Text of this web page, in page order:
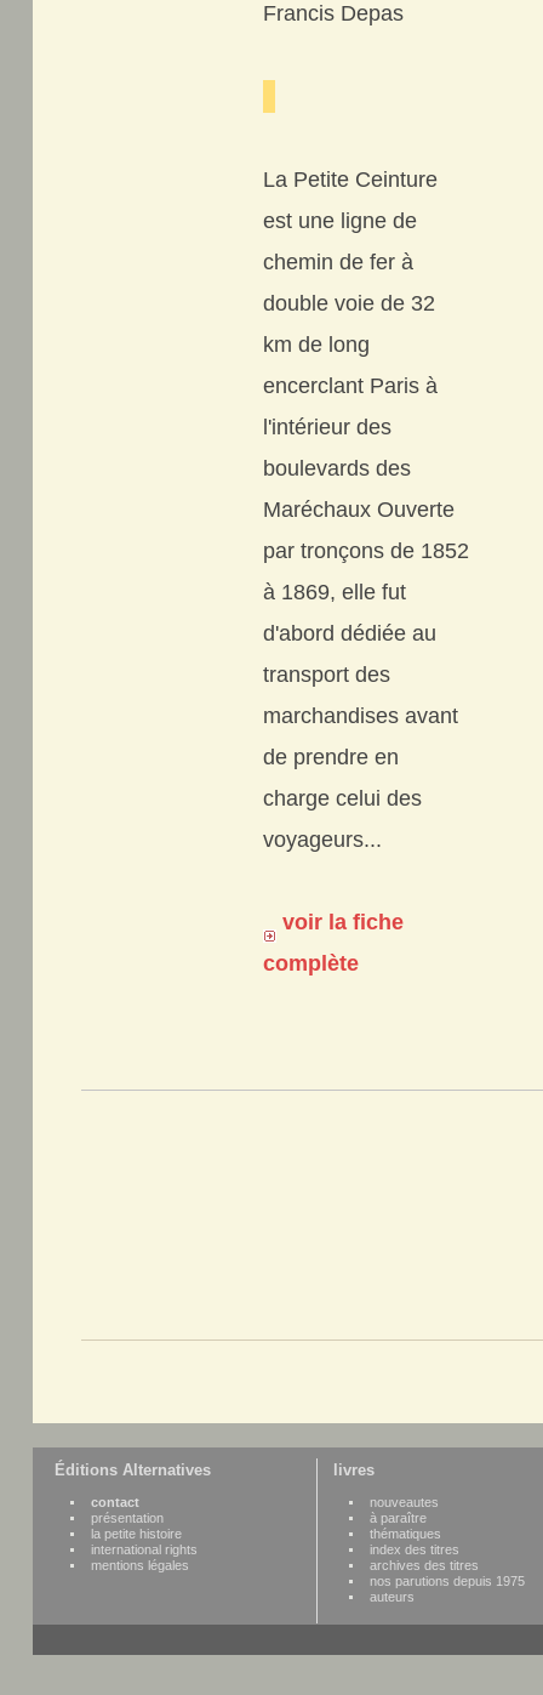
Francis Depas
La Petite Ceinture
est une ligne de
chemin de fer à
double voie de 32
km de long
encerclant Paris à
l'intérieur des
boulevards des
Maréchaux Ouverte
par tronçons de 1852
à 1869, elle fut
d'abord dédiée au
transport des
marchandises avant
de prendre en
charge celui des
voyageurs...
voir la fiche
complète
Éditions Alternatives
contact
présentation
la petite histoire
international rights
mentions légales
livres
nouveautes
à paraître
thématiques
index des titres
archives des titres
nos parutions depuis 1975
auteurs